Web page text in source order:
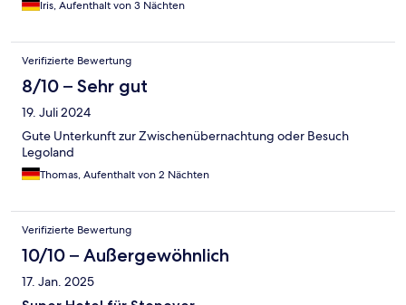
Iris, Aufenthalt von 3 Nächten
Verifizierte Bewertung
8/10 – Sehr gut
19. Juli 2024
Gute Unterkunft zur Zwischenübernachtung oder Besuch
Legoland
Thomas, Aufenthalt von 2 Nächten
Verifizierte Bewertung
10/10 – Außergewöhnlich
17. Jan. 2025